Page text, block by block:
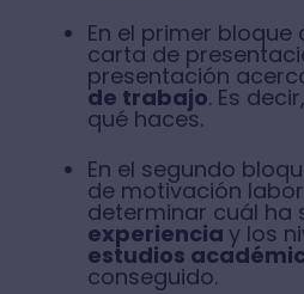
En el primer bloque
carta de
presentación
de trabajo. Es
qué haces.
En el segundo
de motivación
determinar cuál ha
experiencia y los
estudios
conseguido.